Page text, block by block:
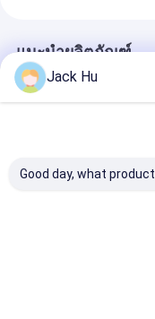
แนะนำผลิตภัณฑ์
Jack Hu
Good day, what